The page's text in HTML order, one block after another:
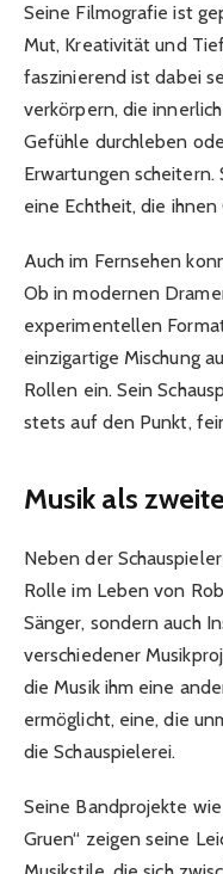
Seine Filmografie ist
Mut, Kreativität und
faszinierend ist dabei
verkörpern, die
Gefühle durchleben
Erwartungen
eine Echtheit, die
Auch im Fernsehen
Ob in modernen
experimentellen
einzigartige Mischung
Rollen ein. Sein
stets auf den Punkt,
Musik als
Neben der
Rolle im Leben von
Sänger, sondern auch
verschiedener
die Musik ihm eine
ermöglicht, eine, die
die Schauspielerei.
Seine Bandprojekte wie
Gruen“ zeigen seine